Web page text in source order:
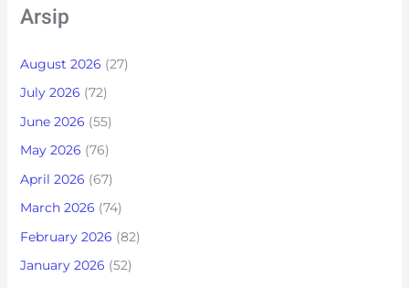
Arsip
August 2026 (27)
July 2026 (72)
June 2026 (55)
May 2026 (76)
April 2026 (67)
March 2026 (74)
February 2026 (82)
January 2026 (52)